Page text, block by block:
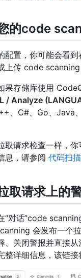
的code
配置，你可能会看
上传 code scanning
果存储库使用
/ Analyze
、C#、Go、Java
取请求检查一样，你
息，请参阅 代码扫
取请求上的
“对话”code
会发布一个
、关闭警报并直接
整详细信息，该链接